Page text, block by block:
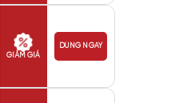
GIẢM GIÁ
DÙNG NGAY